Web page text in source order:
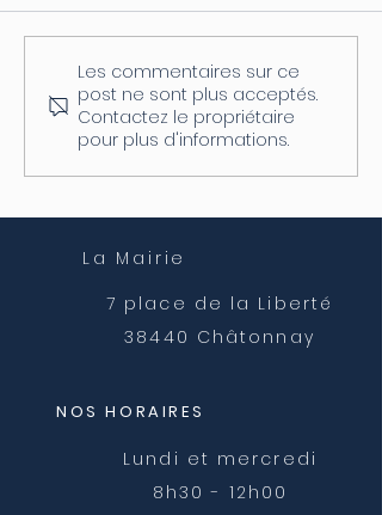
Coupure d'électricité le
04/08
Les commentaires sur ce
post ne sont plus acceptés.
Contactez le propriétaire
pour plus d'informations.
La Mairie
7 place de la Liberté
38440 Châtonnay
NOS HORAIRES
Lundi et mercredi
8h30 - 12h00